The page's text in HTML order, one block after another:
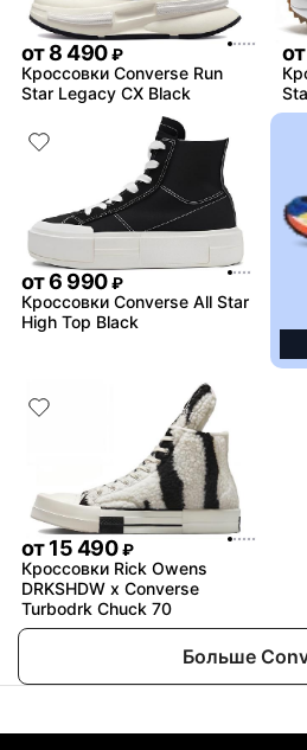
от8 490 ₽
Кроссовки Converse Run
Star Legacy CX Black
от
от6 990 ₽
Кроссовки Converse All Star
High Top Black
от15 490 ₽
Кроссовки Rick Owens
DRKSHDW x Converse
Turbodrk Chuck 70
Больше